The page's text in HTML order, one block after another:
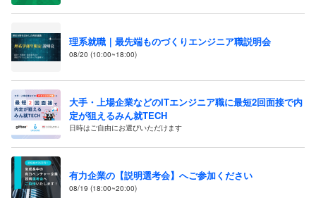
理系就職｜最先端ものづくりエンジニア職説明会
08/20 (10:00~18:00)
大手・上場企業などのITエンジニア職に最短2回面接で内
定が狙えるみん就TECH
日時はご自由にお選びいただけます
有力企業の【説明選考会】へご参加ください
08/19 (18:00~20:00)